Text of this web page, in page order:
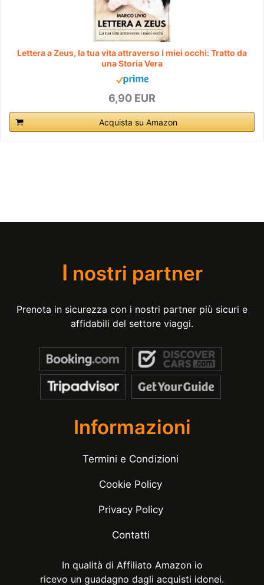
Lettera a Zeus, la tua vita attraverso i miei occhi: Tratto da
una Storia Vera
6,90 EUR
Acquista su Amazon
I nostri partner
Prenota in sicurezza con i nostri partner più sicuri e
affidabili del settore viaggi.
Informazioni
Termini e Condizioni
Cookie Policy
Privacy Policy
Contatti
In qualità di Affiliato Amazon io
ricevo un guadagno dagli acquisti idonei.